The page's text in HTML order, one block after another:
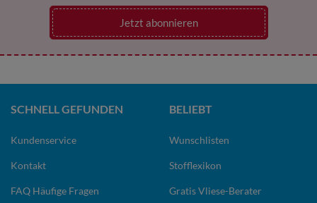
Jetzt abonnieren
SCHNELL GEFUNDEN
Kundenservice
Kontakt
FAQ Häufige Fragen
BELIEBT
Wunschlisten
Stofflexikon
Gratis Vliese-Berater